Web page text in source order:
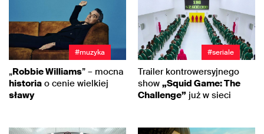
#muzyka
„Robbie Williams” – mocna
historia o cenie wielkiej
sławy
#seriale
Trailer kontrowersyjnego
show „Squid Game: The
Challenge” już w sieci